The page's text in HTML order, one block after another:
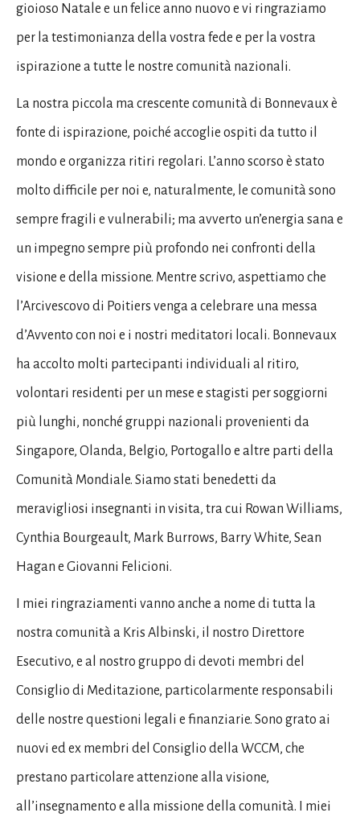
gioioso Natale e un felice anno nuovo e vi ringraziamo
per la testimonianza della vostra fede e per la vostra
ispirazione a tutte le nostre comunità nazionali.
La nostra piccola ma crescente comunità di Bonnevaux è
fonte di ispirazione, poiché accoglie ospiti da tutto il
mondo e organizza ritiri regolari. L’anno scorso è stato
molto difficile per noi e, naturalmente, le comunità sono
sempre fragili e vulnerabili; ma avverto un’energia sana e
un impegno sempre più profondo nei confronti della
visione e della missione. Mentre scrivo, aspettiamo che
l’Arcivescovo di Poitiers venga a celebrare una messa
d’Avvento con noi e i nostri meditatori locali. Bonnevaux
ha accolto molti partecipanti individuali al ritiro,
volontari residenti per un mese e stagisti per soggiorni
più lunghi, nonché gruppi nazionali provenienti da
Singapore, Olanda, Belgio, Portogallo e altre parti della
Comunità Mondiale. Siamo stati benedetti da
meravigliosi insegnanti in visita, tra cui Rowan Williams,
Cynthia Bourgeault, Mark Burrows, Barry White, Sean
Hagan e Giovanni Felicioni.
I miei ringraziamenti vanno anche a nome di tutta la
nostra comunità a Kris Albinski, il nostro Direttore
Esecutivo, e al nostro gruppo di devoti membri del
Consiglio di Meditazione, particolarmente responsabili
delle nostre questioni legali e finanziarie. Sono grato ai
nuovi ed ex membri del Consiglio della WCCM, che
prestano particolare attenzione alla visione,
all’insegnamento e alla missione della comunità. I ​​miei